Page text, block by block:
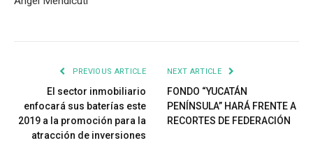
PREVIOUS ARTICLE
El sector inmobiliario
enfocará sus baterías este
2019 a la promoción para la
atracción de inversiones
NEXT ARTICLE
FONDO “YUCATÁN
PENÍNSULA” HARÁ FRENTE A
RECORTES DE FEDERACIÓN